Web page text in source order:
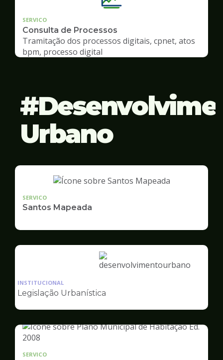
SERVICO
Consulta de Processos
Tramitação dos processos digitais, cpnet, atos
bpm, processo digital
Urbano
SERVICO
Santos Mapeada
Ilustração
Desenvolvimento
Urbano
INSTITUCIONAL
Legislação Urbanística
SERVICO